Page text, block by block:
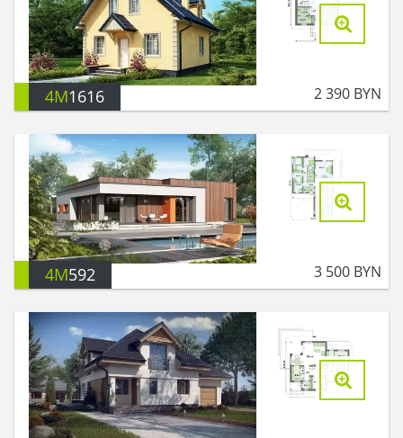
4M1616 2 390 BYN
4M592 3 500 BYN